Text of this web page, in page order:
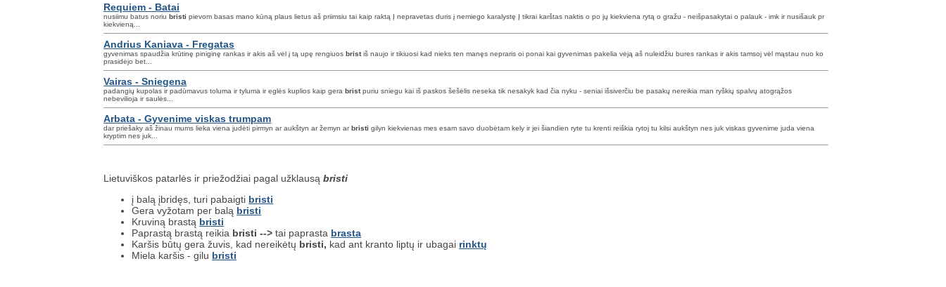
Requiem - Batai
nusiimu batus noriubristi pievom basas mano kūną plaus lietus aš priimsiu tai kaip raktą Į nepravetas duris į nemiego karalystę Į tikrai karštas naktis o po jų kiekviena rytą o gražu - neišpasakytai o palauk - imk ir nusišauk pr
kiekvieną...
Andrius Kaniava - Fregatas
gyvenimas spaudžia krūtinę piniginę rankas ir akis aš vėl į tą upę rengiuosbristiš naujo ir tikiuosi kad nieks ten manęs nepraris oi ponai kai gyvenimas pakelia vėją aš nuleidžiu bures rankas ir akis tamsoj vėl mąstau nuo ko
prasidėjo bet...
Vairas - Sniegena
padangių kupolas ir padūmavus toluma ir tyluma ir eglės kuplios kaip gerabristpuriu sniegu kai iš paskos šešėlis neseka tik nesakyk kad čia nyku - seniai išsiverčiu be pasakų nereikia man ryškių spalvų atogrąžos
nebevilioja ir saulės...
Arbata - Gyvenime viskas trumpam
dar priešaky aš žinau mums lieka viena judėti pirmyn ar aukštyn ar žemyn arbristi gilyn kiekvienas mes esam savo duobėtam kely ir jei šiandien ryte tu krenti reiškia rytoj tu kilsi aukštyn nes juk viskas gyvenime juda viena
kryptim nes juk...
Lietuviškos patarlės ir priežodžiai pagal užklausąbristi
į balą įbridęs, turi pabaigti bristi
Gera vyžotam per balą bristi
Kruviną brastą bristi
Paprastą brastą reikia bristi --> tai paprasta brasta
Karšis būtų gera žuvis, kad nereikėtų bristi, kad ant kranto liptų ir ubagai rinktų
Miela karšis - gilu bristi